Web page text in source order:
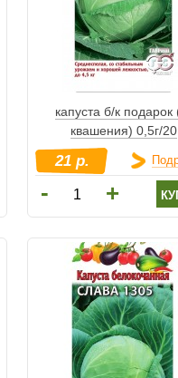
капуста б/к подарок
квашения) 0,5г/20
21 р.
- +